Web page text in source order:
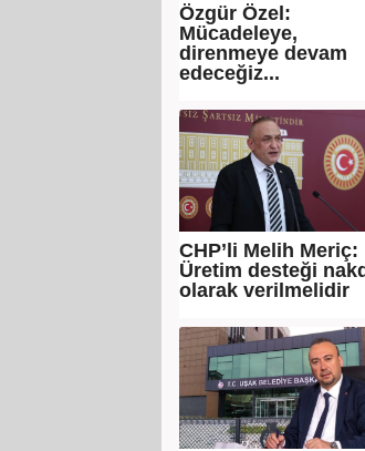
Özgür Özel:
Mücadeleye,
direnmeye devam
edeceğiz...
CHP’li Melih Meriç:
Üretim desteği
olarak verilmelidir